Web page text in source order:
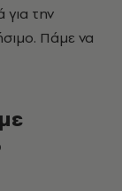
για την
Πάμε να